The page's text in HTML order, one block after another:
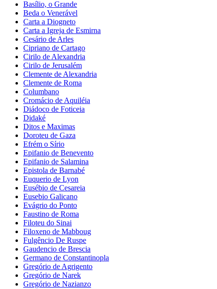
Basílio, o Grande
Beda o Venerável
Carta a Diogneto
Carta a Igreja de Esmirna
Cesário de Arles
Cipriano de Cartago
Cirilo de Alexandria
Cirilo de Jerusalém
Clemente de Alexandria
Clemente de Roma
Columbano
Cromácio de Aquiléia
Diádoco de Foticeia
Didaké
Ditos e Maximas
Doroteu de Gaza
Efrém o Sírio
Epifanio de Benevento
Epifanio de Salamina
Epistola de Barnabé
Euquerio de Lyon
Eusébio de Cesareia
Eusebio Galicano
Evágrio do Ponto
Faustino de Roma
Filoteu do Sinai
Filoxeno de Mabboug
Fulgêncio De Ruspe
Gaudencio de Brescia
Germano de Constantinopla
Gregório de Agrigento
Gregório de Narek
Gregório de Nazianzo